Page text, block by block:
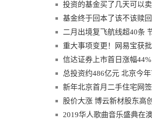
投资的基金买了几天可以
基金终于回本了该不该赎
二月出境复飞航线超40条
重大事项变更！网易宝获
信达证券上市首日涨幅44%
总投资约486亿元 北京今
新年北京首月二手住宅网
股价大涨 博云新材股东高
2019华人歌曲音乐盛典在